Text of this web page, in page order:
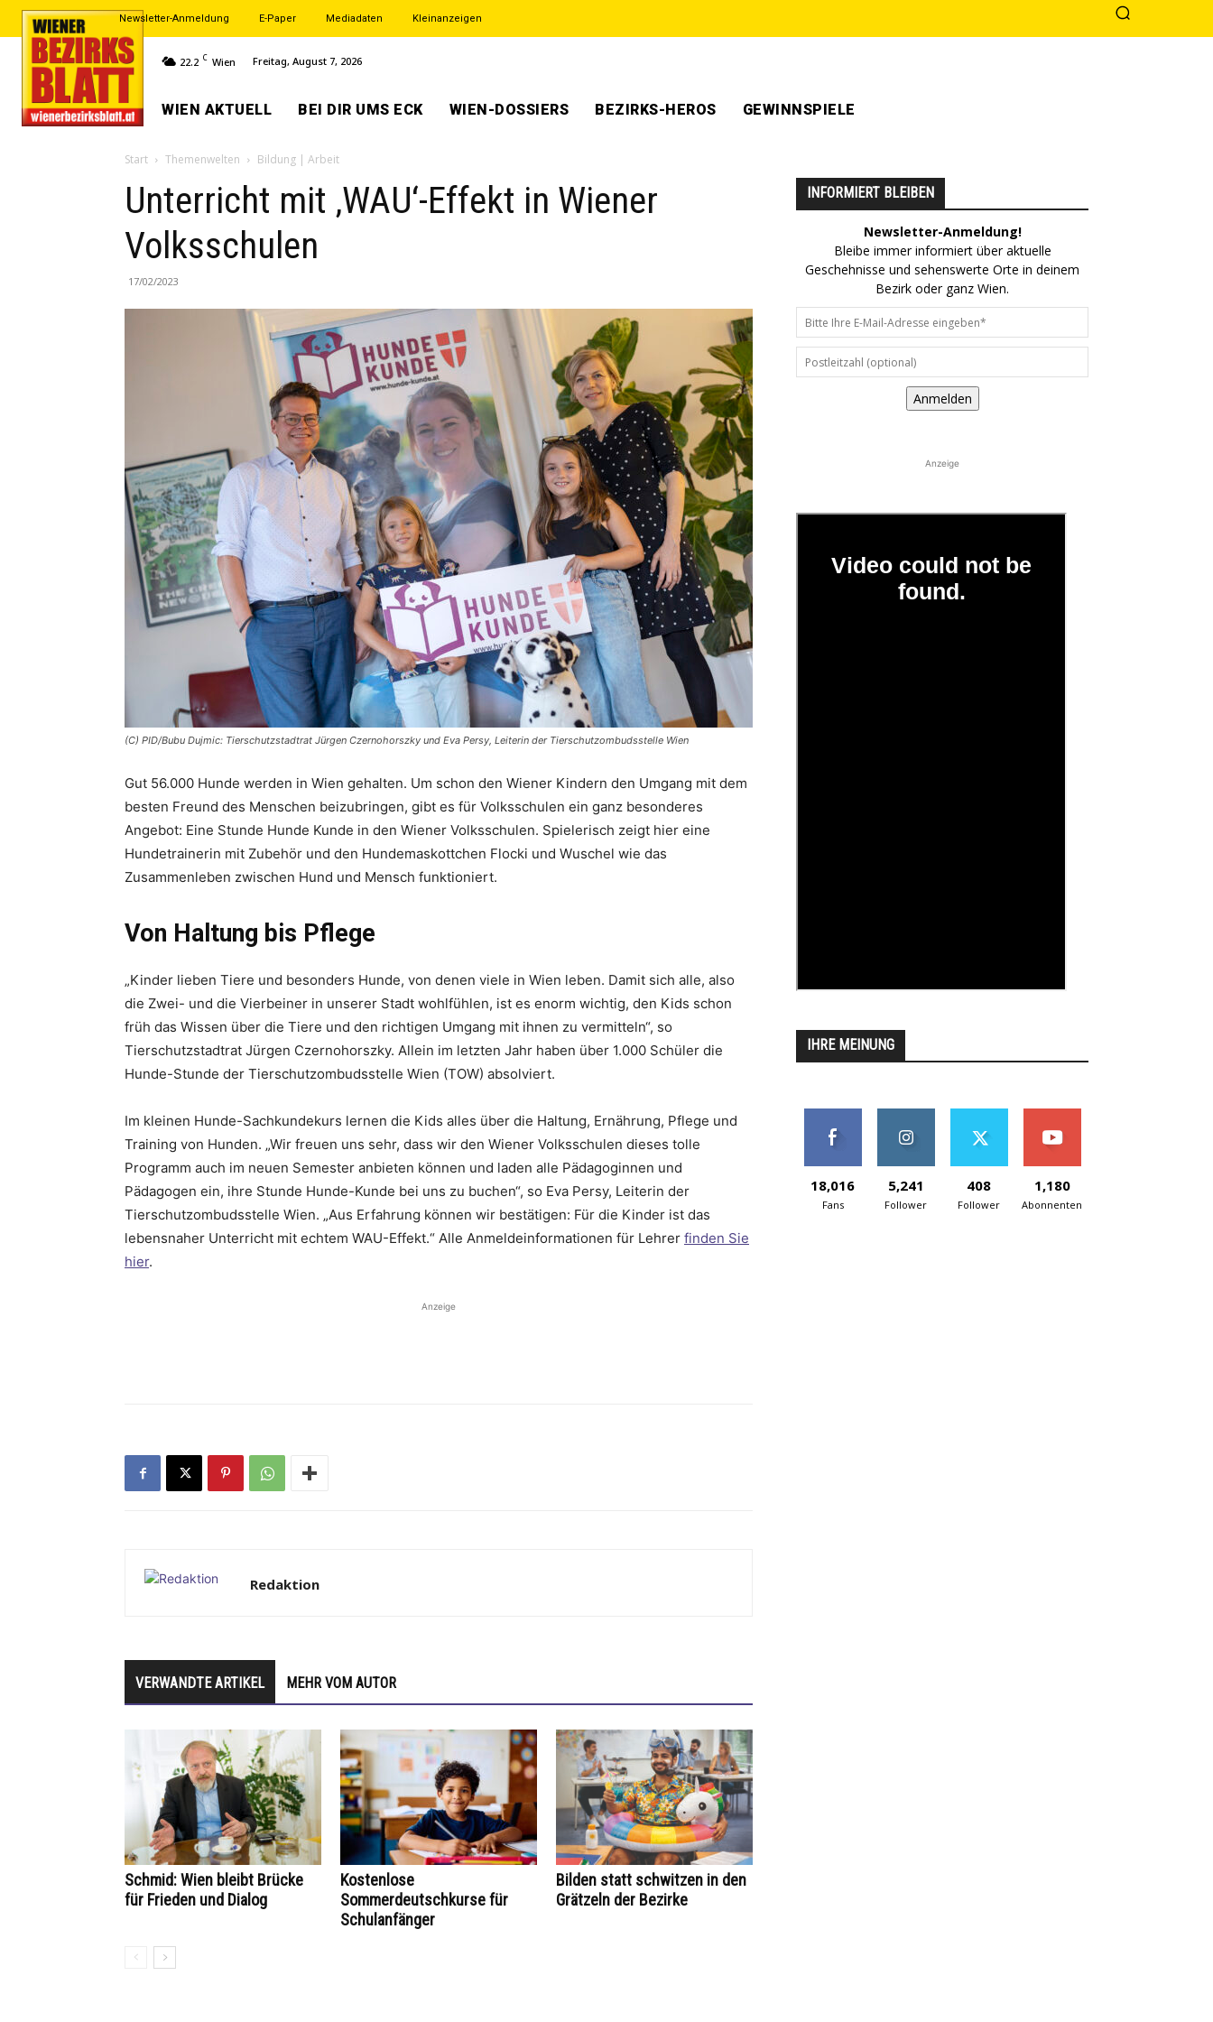
Newsletter-Anmeldung E-Paper Mediadaten Kleinanzeigen
22.2 C Wien Freitag, August 7, 2026
WIEN AKTUELL BEI DIR UMS ECK WIEN-DOSSIERS BEZIRKS-HEROS GEWINNSPIELE
Start Themenwelten Bildung | Arbeit
Unterricht mit ‚WAU‘-Effekt in Wiener
Volksschulen
17/02/2023
(C) PID/Bubu Dujmic: Tierschutzstadtrat Jürgen Czernohorszky und Eva Persy, Leiterin der Tierschutzombudsstelle Wien
Gut 56.000 Hunde werden in Wien gehalten. Um schon den Wiener Kindern den Umgang mit dem
besten Freund des Menschen beizubringen, gibt es für Volksschulen ein ganz besonderes
Angebot: Eine Stunde Hunde Kunde in den Wiener Volksschulen. Spielerisch zeigt hier eine
Hundetrainerin mit Zubehör und den Hundemaskottchen Flocki und Wuschel wie das
Zusammenleben zwischen Hund und Mensch funktioniert.
Von Haltung bis Pflege
„Kinder lieben Tiere und besonders Hunde, von denen viele in Wien leben. Damit sich alle, also
die Zwei- und die Vierbeiner in unserer Stadt wohlfühlen, ist es enorm wichtig, den Kids schon
früh das Wissen über die Tiere und den richtigen Umgang mit ihnen zu vermitteln“, so
Tierschutzstadtrat Jürgen Czernohorszky. Allein im letzten Jahr haben über 1.000 Schüler die
Hunde-Stunde der Tierschutzombudsstelle Wien (TOW) absolviert.
Im kleinen Hunde-Sachkundekurs lernen die Kids alles über die Haltung, Ernährung, Pflege und
Training von Hunden. „Wir freuen uns sehr, dass wir den Wiener Volksschulen dieses tolle
Programm auch im neuen Semester anbieten können und laden alle Pädagoginnen und
Pädagogen ein, ihre Stunde Hunde-Kunde bei uns zu buchen“, so Eva Persy, Leiterin der
Tierschutzombudsstelle Wien. „Aus Erfahrung können wir bestätigen: Für die Kinder ist das
lebensnaher Unterricht mit echtem WAU-Effekt.“ Alle Anmeldeinformationen für Lehrer finden Sie
hier.
Anzeige
Redaktion
VERWANDTE ARTIKEL MEHR VOM AUTOR
Schmid: Wien bleibt Brücke
für Frieden und Dialog
Kostenlose
Sommerdeutschkurse für
Schulanfänger
Bilden statt schwitzen in den
Grätzeln der Bezirke
INFORMIERT BLEIBEN
Newsletter-Anmeldung!
Bleibe immer informiert über aktuelle
Geschehnisse und sehenswerte Orte in deinem
Bezirk oder ganz Wien.
Anmelden
Anzeige
IHRE MEINUNG
18,016
Fans
5,241
Follower
408
Follower
1,180
Abonnenten